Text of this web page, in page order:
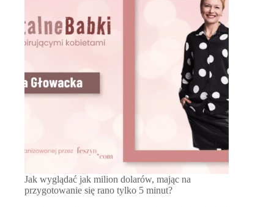
Jak wyglądać jak milion dolarów, mając na
przygotowanie się rano tylko 5 minut?